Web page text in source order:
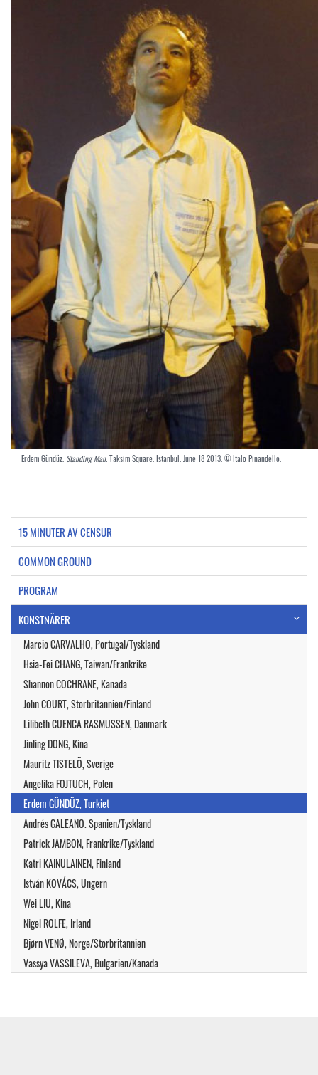
Erdem Gündüz. Standing Man.Taksim Square. Istanbul. June 18 2013. © Italo Pinandello.
15 MINUTER AV CENSUR
COMMON GROUND
PROGRAM
KONSTNÄRER
Marcio CARVALHO, Portugal/Tyskland
Hsia-Fei CHANG, Taiwan/Frankrike
Shannon COCHRANE, Kanada
John COURT, Storbritannien/Finland
Lilibeth CUENCA RASMUSSEN, Danmark
Jinling DONG, Kina
Mauritz TISTELÖ, Sverige
Angelika FOJTUCH, Polen
Erdem GÜNDÜZ, Turkiet
Andrés GALEANO. Spanien/Tyskland
Patrick JAMBON, Frankrike/Tyskland
Katri KAINULAINEN, Finland
István KOVÁCS, Ungern
Wei LIU, Kina
Nigel ROLFE, Irland
Bjørn VENØ, Norge/Storbritannien
Vassya VASSILEVA, Bulgarien/Kanada